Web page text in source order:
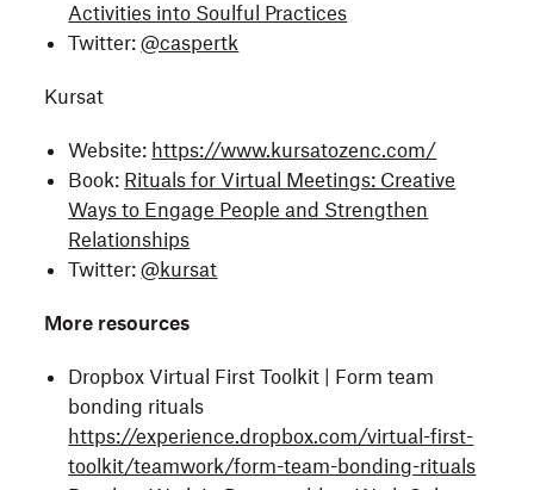
Activities into Soulful Practices
Twitter:@caspertk
Kursat
Website: https://www.kursatozenc.com/
Book: Rituals for Virtual Meetings: Creative
Ways to Engage People and Strengthen
Relationships
Twitter:@kursat
More resources
Dropbox Virtual First Toolkit | Form team
bonding rituals
https://experience.dropbox.com/virtual-first-
toolkit/teamwork/form-team-bonding-rituals